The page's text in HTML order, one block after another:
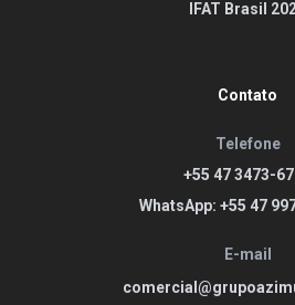
IFAT Brasil
Contato
Telefone
+55 47 3473-
WhatsApp: +55 47
E-mail